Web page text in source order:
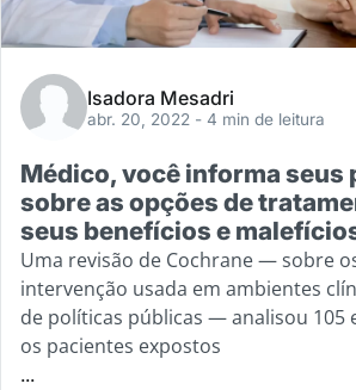
Isadora Mesadri
abr. 20, 2022 - 4 min de leitura
Médico, você informa seus
sobre as opções de
seus benefícios e
Uma revisão de Cochrane — sobre
intervenção usada em ambientes
de políticas públicas — analisou 105
os pacientes expostos
...